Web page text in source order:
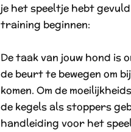
je het speeltje hebt
training beginnen:
De taak van jouw hond is
de beurt te bewegen om
komen. Om de
de kegels als stoppers
handleiding voor het